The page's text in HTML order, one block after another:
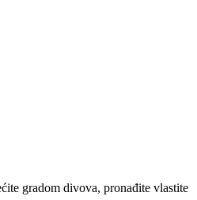
gradom divova, pronađite vlastite